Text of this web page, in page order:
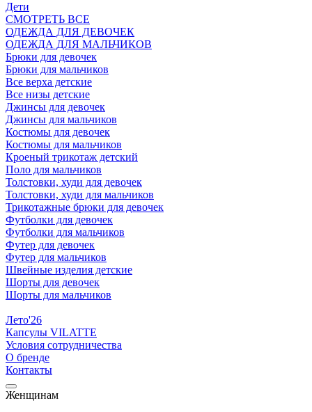
Дети
СМОТРЕТЬ ВСЕ
ОДЕЖДА ДЛЯ ДЕВОЧЕК
ОДЕЖДА ДЛЯ МАЛЬЧИКОВ
Брюки для девочек
Брюки для мальчиков
Все верха детские
Все низы детские
Джинсы для девочек
Джинсы для мальчиков
Костюмы для девочек
Костюмы для мальчиков
Кроеный трикотаж детский
Поло для мальчиков
Толстовки, худи для девочек
Толстовки, худи для мальчиков
Трикотажные брюки для девочек
Футболки для девочек
Футболки для мальчиков
Футер для девочек
Футер для мальчиков
Швейные изделия детские
Шорты для девочек
Шорты для мальчиков
Лето'26
Капсулы VILATTE
Условия сотрудничества
О бренде
Контакты
Женщинам